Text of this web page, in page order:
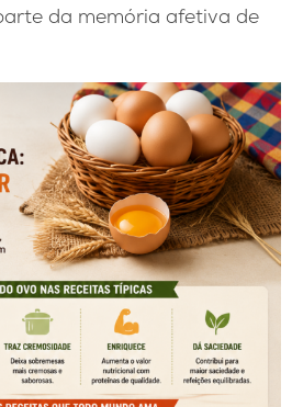
da memória afetiva de